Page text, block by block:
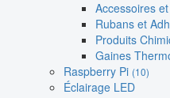
Accessoires
Rubans et
Produits
Gaines
Raspberry Pi (10)
Éclairage LED